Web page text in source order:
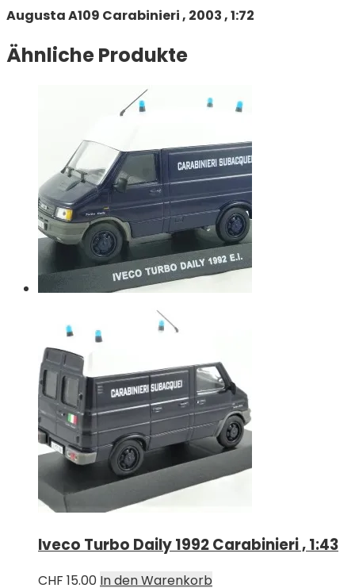
Augusta A109 Carabinieri , 2003 , 1:72
Ähnliche Produkte
Iveco Turbo Daily 1992 Carabinieri , 1:43
CHF 15.00 In den Warenkorb